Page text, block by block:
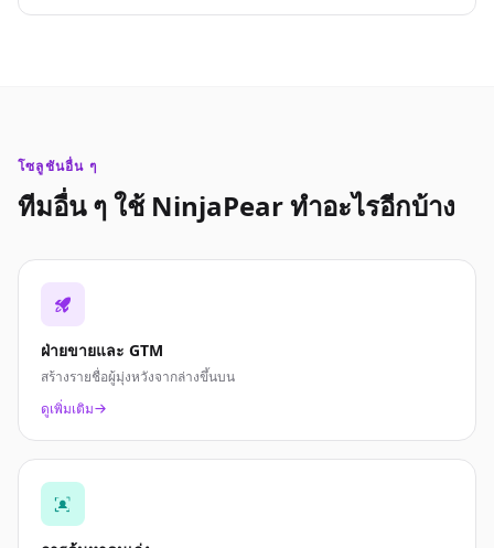
โซลูชันอื่น ๆ
ทีมอื่น ๆ ใช้ NinjaPear ทำอะไรอีกบ้าง
ฝ่ายขายและ GTM
สร้างรายชื่อผู้มุ่งหวังจากล่างขึ้นบน
ดูเพิ่มเติม